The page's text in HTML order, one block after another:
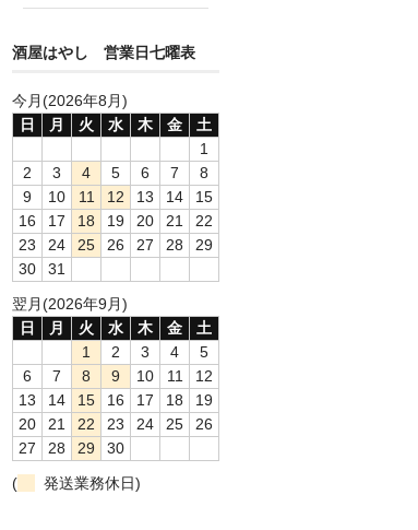
酒屋はやし 営業日七曜表
今月(2026年8月)
日
月 火 水 木 金
土
1
2
3 4 5 6 7
8
9
10 11 12 13 14
15
16
17 18 19 20 21
22
23
24 25 26 27 28
29
30
31
翌月(2026年9月)
日
月 火 水 木 金
土
1
2 3 4
5
6
7 8 9 10 11
12
13
14 15 16 17 18
19
20
21 22 23 24 25
26
27
28 29
30
(
発送業務休日)